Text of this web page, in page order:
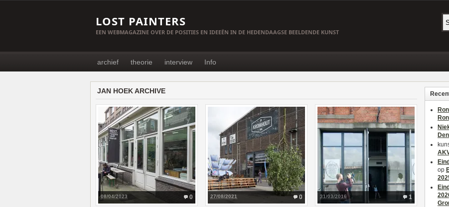
LOST PAINTERS
EEN WEBMAGAZINE OVER DE POSITIES EN IDEEËN IN DE HEDENDAAGSE BEELDENDE KUNST
archief theorie interview Info
JAN HOEK ARCHIVE
0
08/04/2023 0
27/08/2021 1
31/03/2016
op